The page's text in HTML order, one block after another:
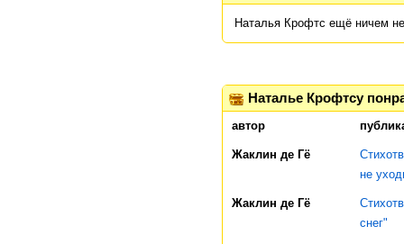
Наталья Крофтс ещё ничем
Наталье Крофтсу
автор
Жаклин де Гё
не
Жаклин де Гё
снег"